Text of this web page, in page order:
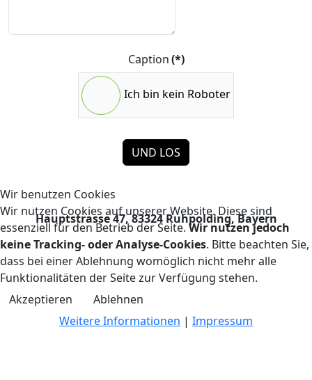
Caption(*)
Ich bin kein Roboter
UND LOS
Hauptstrasse 47, 83324 Ruhpolding, Bayern
Wir benutzen Cookies
Wir nutzen Cookies auf unserer Website. Diese sind
essenziell für den Betrieb der Seite.Wir nutzen jedoch
keine Tracking- oder Analyse-Cookies. Bitte beachten Sie,
dass bei einer Ablehnung womöglich nicht mehr alle
Funktionalitäten der Seite zur Verfügung stehen.
Akzeptieren
Ablehnen
Weitere Informationen | Impressum